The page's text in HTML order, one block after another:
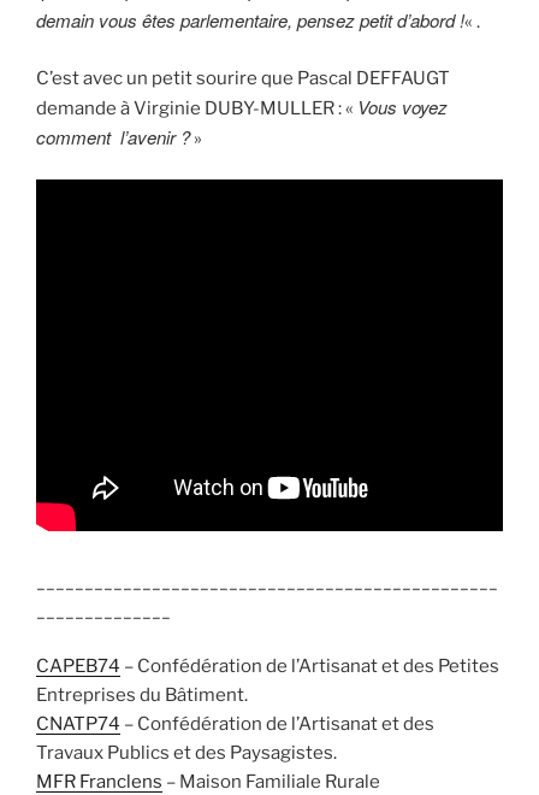
demain vous êtes parlementaire, pensez petit d’abord !« .
C’est avec un petit sourire que Pascal DEFFAUGT
demande à Virginie DUBY-MULLER : « Vous voyez
comment l’avenir ?»
CAPEB74 – Confédération de l’Artisanat et des Petites
Entreprises du Bâtiment.
CNATP74 – Confédération de l’Artisanat et des
Travaux Publics et des Paysagistes.
MFR Franclens – Maison Familiale Rurale